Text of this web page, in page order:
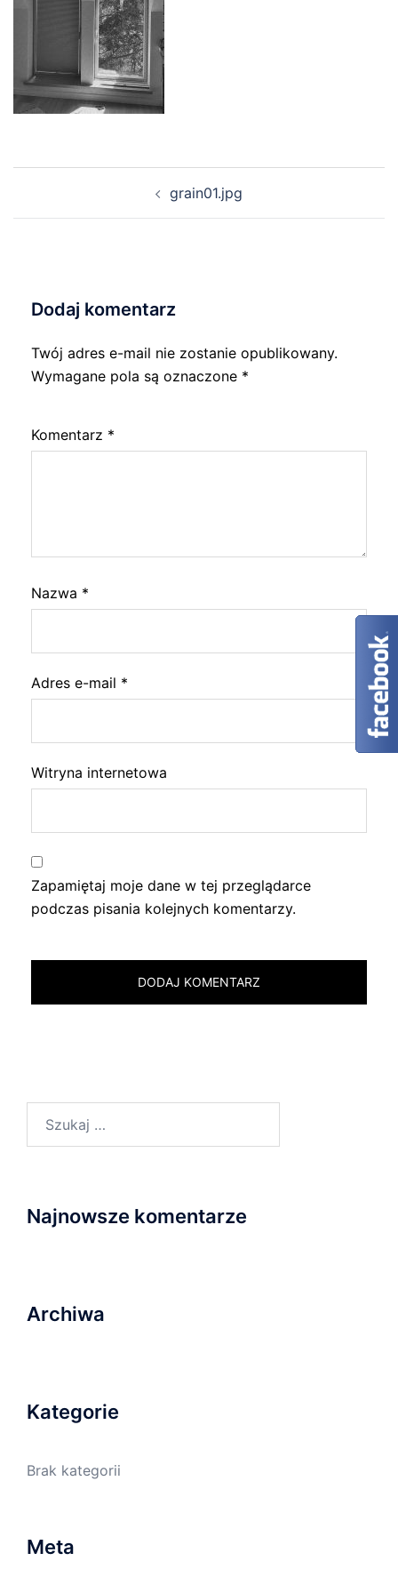
grain01.jpg
Dodaj komentarz
Twój adres e-mail nie zostanie opublikowany.
Wymagane pola są oznaczone *
Komentarz *
Nazwa *
Adres e-mail *
Witryna internetowa
Zapamiętaj moje dane w tej przeglądarce
podczas pisania kolejnych komentarzy.
Najnowsze komentarze
Archiwa
Kategorie
Brak kategorii
Meta